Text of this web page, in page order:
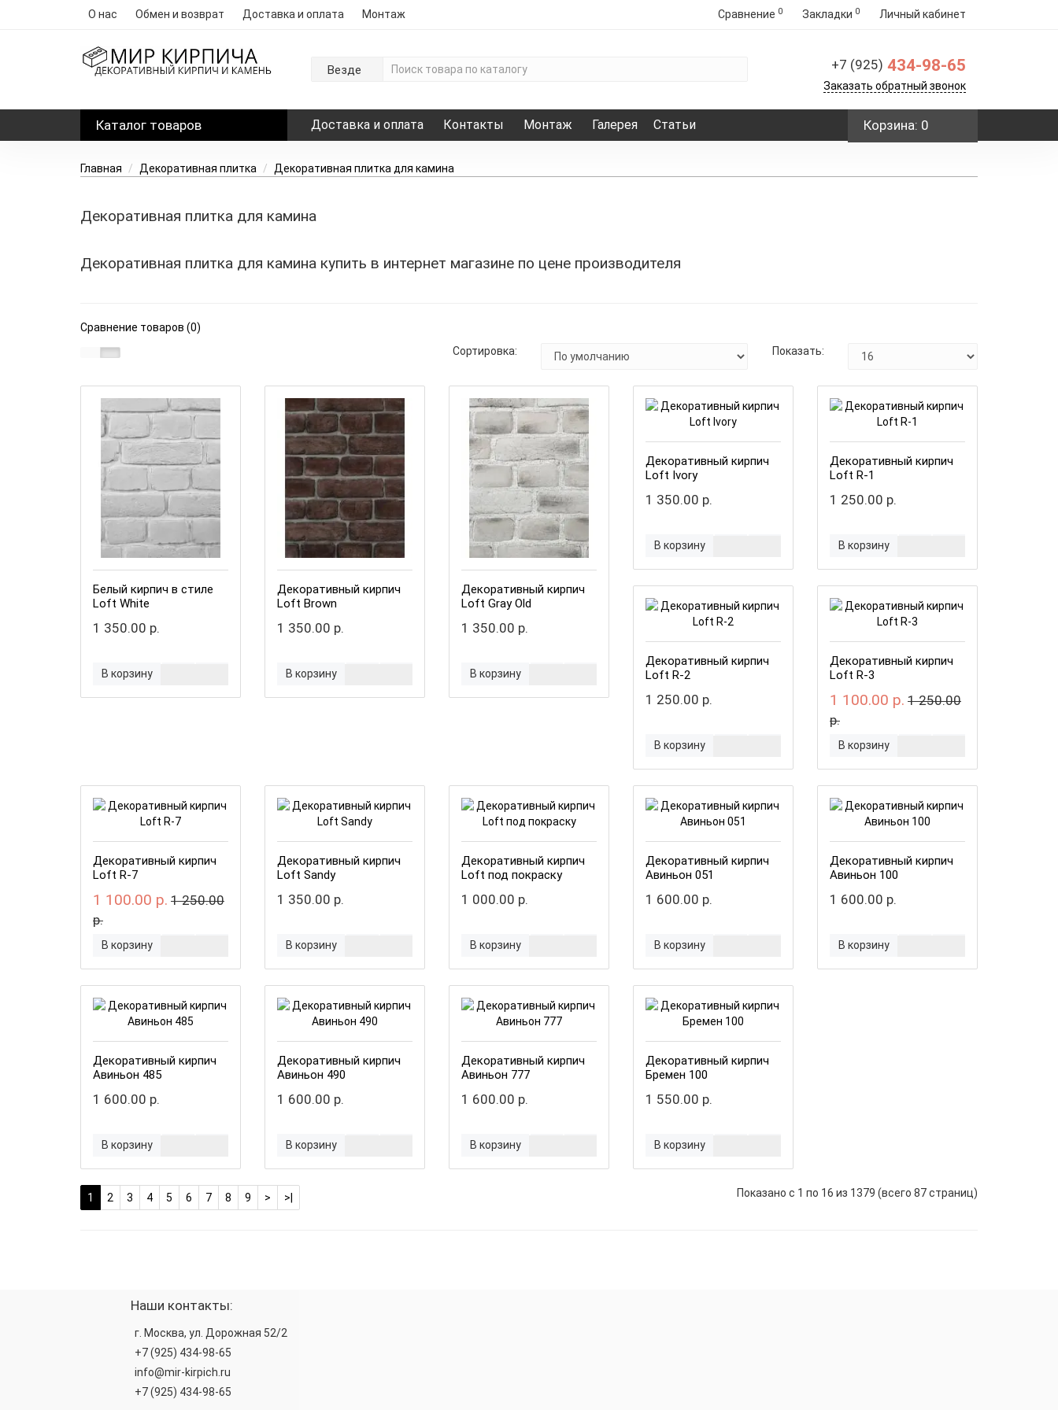
О нас Обмен и возврат Доставка и оплата Монтаж Сравнение 0 Закладки 0 Личный кабинет
Везде +7 (925) 434-98-65
Заказать обратный звонок
Каталог товаров Доставка и оплата Контакты Монтаж Галерея Статьи Корзина: 0
Главная Декоративная плитка Декоративная плитка для камина
Декоративная плитка для камина
Декоративная плитка для камина купить в интернет магазине по цене производителя
Сравнение товаров (0)
Сортировка:
Показать:
Белый кирпич в стиле
Loft White
1 350.00 р.
В корзину
Декоративный кирпич
Loft Brown
1 350.00 р.
В корзину
Декоративный кирпич
Loft Gray Old
1 350.00 р.
В корзину
Декоративный кирпич
Loft Ivory
1 350.00 р.
В корзину
Декоративный кирпич
Loft R-1
1 250.00 р.
В корзину
Декоративный кирпич
Loft R-2
1 250.00 р.
В корзину
Декоративный кирпич
Loft R-3
1 100.00 р. 1 250.00
р.
В корзину
Декоративный кирпич
Loft R-7
1 100.00 р. 1 250.00
р.
В корзину
Декоративный кирпич
Loft Sandy
1 350.00 р.
В корзину
Декоративный кирпич
Loft под покраску
1 000.00 р.
В корзину
Декоративный кирпич
Авиньон 051
1 600.00 р.
В корзину
Декоративный кирпич
Авиньон 100
1 600.00 р.
В корзину
Декоративный кирпич
Авиньон 485
1 600.00 р.
В корзину
Декоративный кирпич
Авиньон 490
1 600.00 р.
В корзину
Декоративный кирпич
Авиньон 777
1 600.00 р.
В корзину
Декоративный кирпич
Бремен 100
1 550.00 р.
В корзину
1 2 3 4 5 6 7 8 9 > >| Показано с 1 по 16 из 1379 (всего 87 страниц)
Наши контакты:
г. Москва, ул. Дорожная 52/2
+7 (925) 434-98-65
info@mir-kirpich.ru
+7 (925) 434-98-65